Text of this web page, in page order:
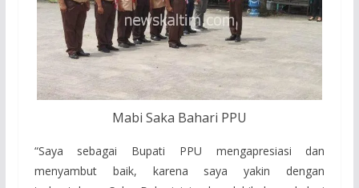
Mabi Saka Bahari PPU
“Saya sebagai Bupati PPU mengapresiasi dan
menyambut baik, karena saya yakin dengan